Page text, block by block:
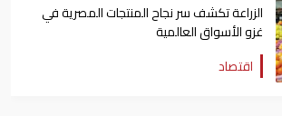
الزراعة تكشف سر نجاح المنتجات المصرية في
غزو الأسواق العالمية
اقتصاد